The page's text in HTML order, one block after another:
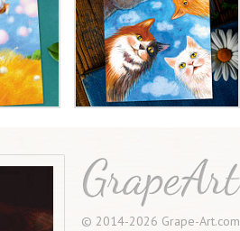
© 2014-2026 Grape-Art.com